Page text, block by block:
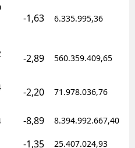
-1,63 6.335.995,36
-2,89 560.359.409,65
-2,20 71.978.036,76
-8,89 8.394.992.667,40
-1,35 25.407.024,93